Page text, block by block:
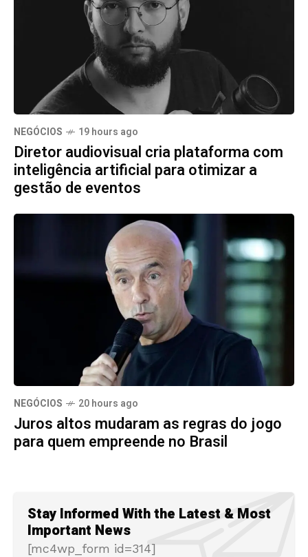
NEGÓCIOS 19 hours ago
Diretor audiovisual cria plataforma com
inteligência artificial para otimizar a
gestão de eventos
NEGÓCIOS 20 hours ago
Juros altos mudaram as regras do jogo
para quem empreende no Brasil
Stay Informed With the Latest & Most
Important News
[mc4wp_form id=314]